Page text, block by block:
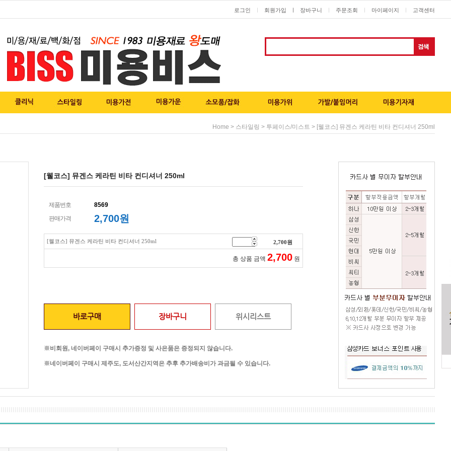
로그인 회원가입 ㅣ 장바구니 주문조회 마이페이지 고객센터
Home > 스타일링 > 투페이스/미스트 > [웰코스] 뮤겐스 케라틴 비타 컨디셔너 250ml
[웰코스] 뮤겐스 케라틴 비타 컨디셔너 250ml
제품번호
8569
판매가격
2,700원
[웰코스] 뮤겐스 케라틴 비타 컨디셔너 250ml 2,700원
총 상품 금액 2,700 원
바로구매 장바구니 위시리스트
※비회원, 네이버페이 구매시 추가증정 및 사은품은 증정되지 않습니다.
※네이버페이 구매시 제주도, 도서산간지역은 추후 추가배송비가 과금될 수 있습니다.